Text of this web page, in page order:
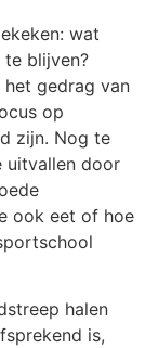
wat
te blijven?
gedrag van
op
zijn. Nog te
uitvallen door
ook eet of hoe
halen
is,